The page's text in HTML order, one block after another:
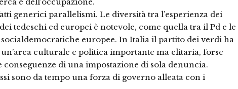
generici parallelismi. Le diversità tra l’esperienza dei
tedeschi ed europei è notevole, come quella tra il Pd e le
europee. In Italia il partito dei verdi ha
culturale e politica importante ma elitaria, forse
di una impostazione di sola denuncia.
sono da tempo una forza di governo alleata con i